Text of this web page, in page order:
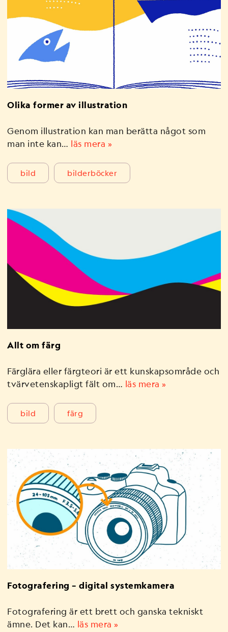
Olika former av illustration
Genom illustration kan man berätta något som
man inte kan… läs mera »
bild bilderböcker
Allt om färg
Färglära eller färgteori är ett kunskapsområde och
tvärvetenskapligt fält om… läs mera »
bild färg
Fotografering – digital systemkamera
Fotografering är ett brett och ganska tekniskt
ämne. Det kan… läs mera »